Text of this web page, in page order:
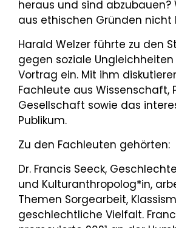
heraus und sind abzubauen?
aus ethischen Gründen nicht
Harald Welzer führte zu den
gegen soziale
Vortrag ein. Mit ihm
Fachleute aus Wissenschaft,
Gesellschaft sowie das
Publikum.
Zu den Fachleuten gehörten:
Dr. Francis Seeck,
und Kulturanthropolog*in,
Themen Sorgearbeit,
geschlechtliche Vielfalt.